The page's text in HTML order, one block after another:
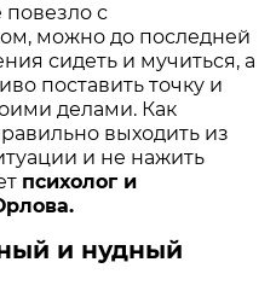
с
можно до последней
сидеть и мучиться, а
поставить точку и
делами. Как
выходить из
и не нажить
психолог и
и нудный